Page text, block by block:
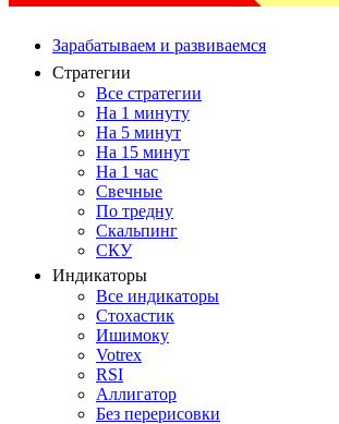
Зарабатываем и развиваемся
Стратегии
Все стратегии
На 1 минуту
На 5 минут
На 15 минут
На 1 час
Свечные
По тредну
Скальпинг
СКУ
Индикаторы
Все индикаторы
Стохастик
Ишимоку
Votrex
RSI
Аллигатор
Без перерисовки